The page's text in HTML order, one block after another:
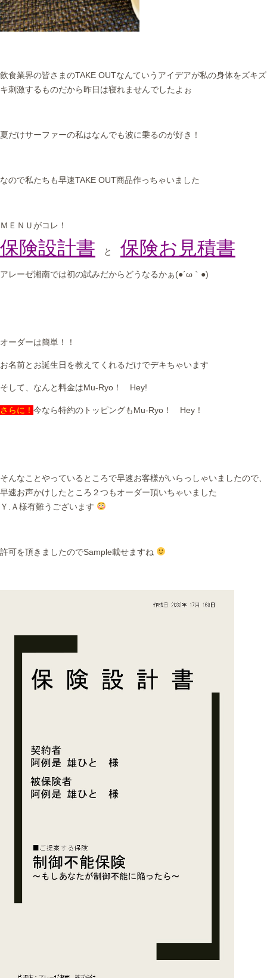
飲食業界の皆さまのTAKE OUTなんていうアイデアが私の身体をズキズ
キ刺激するものだから昨日は寝れませんでしたよぉ
夏だけサーファーの私はなんでも波に乗るのが好き！
なので私たちも早速TAKE OUT商品作っちゃいました
ＭＥＮＵがコレ！
保険設計書 と 保険お見積書
アレーゼ湘南では初の試みだからどうなるかぁ(●´ω｀●)
オーダーは簡単！！
お名前とお誕生日を教えてくれるだけでデキちゃいます
そして、なんと料金はMu-Ryo！ Hey!
さらに！ 今なら特約のトッピングもMu-Ryo！ Hey！
そんなことやっているところで早速お客様がいらっしゃいましたので、
早速お声かけしたところ２つもオーダー頂いちゃいました
Ｙ.Ａ様有難うございます
許可を頂きましたのでSample載せますね